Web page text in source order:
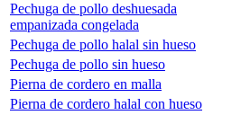
Pechuga de pollo deshuesada
empanizada congelada
Pechuga de pollo halal sin hueso
Pechuga de pollo sin hueso
Pierna de cordero en malla
Pierna de cordero halal con hueso